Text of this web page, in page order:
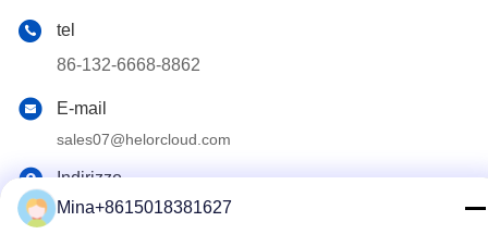
tel
86-132-6668-8862
E-mail
sales07@helorcloud.com
Indirizzo
Piano 2, n. 3 Edificio di fabbrica, Zona industriale di Buxia,
Mina+8615018381627